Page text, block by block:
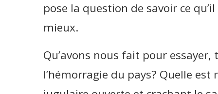
pose la question de savoir ce
mieux.
Qu’avons nous fait pour
l’hémorragie du pays? Quelle